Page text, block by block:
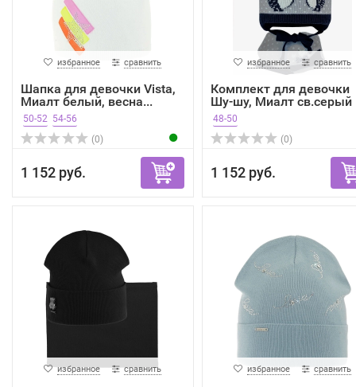
избранное сравнить
Шапка для девочки Vista,
Миалт белый, весна...
50-52 54-56
(0)
1 152 руб.
избранное сравнить
Комплект для девочки
Шу-шу, Миалт св.серый
48-50
(0)
1 152 руб.
избранное сравнить избранное сравнить